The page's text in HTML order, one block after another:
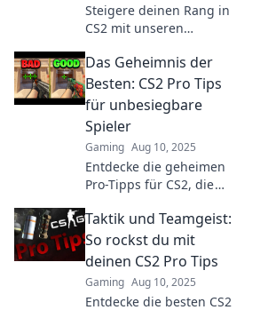
Steigere deinen Rang in
CS2 mit unseren
Erlebe den Krieg mit
Köpfchen und
dominiere das Spiel wie
Das Geheimnis der
Besten: CS2 Pro Tips
für unbesiegbare
Spieler
Gaming Aug 10, 2025
Entdecke die geheimen
Pro-Tipps für CS2, die
unbesiegbaren Spieler
machen! Werde jetzt
zum Champion des
Taktik und Teamgeist:
So rockst du mit
deinen CS2 Pro Tips
Gaming Aug 10, 2025
Entdecke die besten CS2